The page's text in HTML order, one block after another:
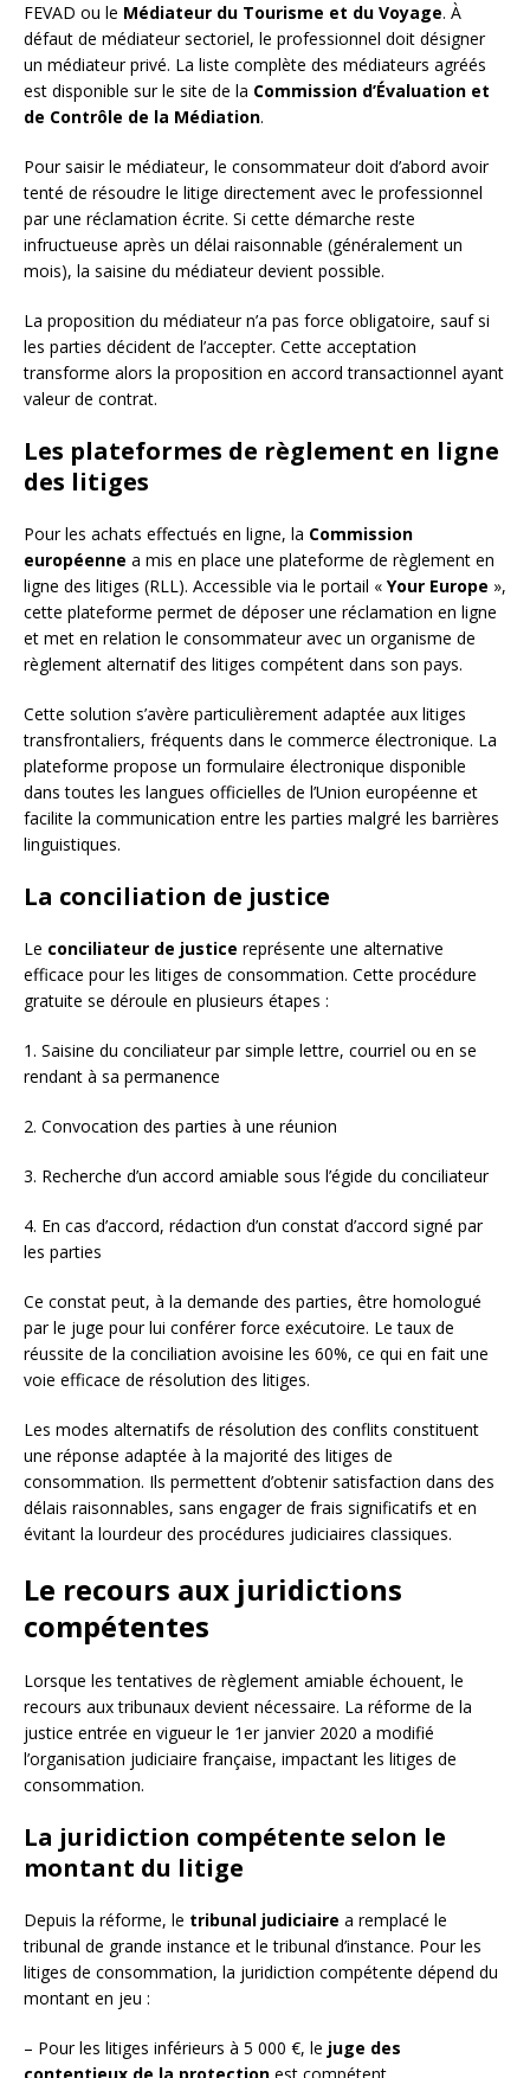
FEVAD ou le Médiateur du Tourisme et du Voyage. À
défaut de médiateur sectoriel, le professionnel doit désigner
un médiateur privé. La liste complète des médiateurs agréés
est disponible sur le site de la Commission d’Évaluation et
de Contrôle de la Médiation.
Pour saisir le médiateur, le consommateur doit d’abord avoir
tenté de résoudre le litige directement avec le professionnel
par une réclamation écrite. Si cette démarche reste
infructueuse après un délai raisonnable (généralement un
mois), la saisine du médiateur devient possible.
La proposition du médiateur n’a pas force obligatoire, sauf si
les parties décident de l’accepter. Cette acceptation
transforme alors la proposition en accord transactionnel ayant
valeur de contrat.
Les plateformes de règlement en ligne
des litiges
Pour les achats effectués en ligne, la Commission
européenne a mis en place une plateforme de règlement en
ligne des litiges (RLL). Accessible via le portail « Your Europe »,
cette plateforme permet de déposer une réclamation en ligne
et met en relation le consommateur avec un organisme de
règlement alternatif des litiges compétent dans son pays.
Cette solution s’avère particulièrement adaptée aux litiges
transfrontaliers, fréquents dans le commerce électronique. La
plateforme propose un formulaire électronique disponible
dans toutes les langues officielles de l’Union européenne et
facilite la communication entre les parties malgré les barrières
linguistiques.
La conciliation de justice
Le conciliateur de justice représente une alternative
efficace pour les litiges de consommation. Cette procédure
gratuite se déroule en plusieurs étapes :
1. Saisine du conciliateur par simple lettre, courriel ou en se
rendant à sa permanence
2. Convocation des parties à une réunion
3. Recherche d’un accord amiable sous l’égide du conciliateur
4. En cas d’accord, rédaction d’un constat d’accord signé par
les parties
Ce constat peut, à la demande des parties, être homologué
par le juge pour lui conférer force exécutoire. Le taux de
réussite de la conciliation avoisine les 60%, ce qui en fait une
voie efficace de résolution des litiges.
Les modes alternatifs de résolution des conflits constituent
une réponse adaptée à la majorité des litiges de
consommation. Ils permettent d’obtenir satisfaction dans des
délais raisonnables, sans engager de frais significatifs et en
évitant la lourdeur des procédures judiciaires classiques.
Le recours aux juridictions
compétentes
Lorsque les tentatives de règlement amiable échouent, le
recours aux tribunaux devient nécessaire. La réforme de la
justice entrée en vigueur le 1er janvier 2020 a modifié
l’organisation judiciaire française, impactant les litiges de
consommation.
La juridiction compétente selon le
montant du litige
Depuis la réforme, le tribunal judiciaire a remplacé le
tribunal de grande instance et le tribunal d’instance. Pour les
litiges de consommation, la juridiction compétente dépend du
montant en jeu :
– Pour les litiges inférieurs à 5 000 €, le juge des